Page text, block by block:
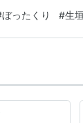
と楽しいんです
ぼったくり #生